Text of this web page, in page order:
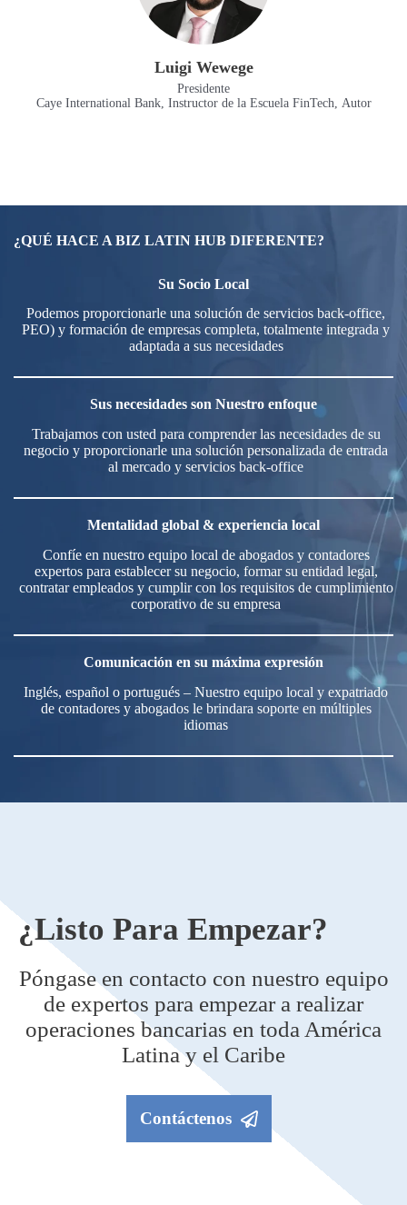
Luigi Wewege
Presidente
Caye International Bank, Instructor de la Escuela FinTech, Autor
¿QUÉ HACE A BIZ LATIN HUB DIFERENTE?
Su Socio Local
Podemos proporcionarle una solución de servicios back-office,
PEO) y formación de empresas completa, totalmente integrada y
adaptada a sus necesidades
Sus necesidades son Nuestro enfoque
Trabajamos con usted para comprender las necesidades de su
negocio y proporcionarle una solución personalizada de entrada
al mercado y servicios back-office
Mentalidad global & experiencia local
Confíe en nuestro equipo local de abogados y contadores
expertos para establecer su negocio, formar su entidad legal,
contratar empleados y cumplir con los requisitos de cumplimiento
corporativo de su empresa
Comunicación en su máxima expresión
Inglés, español o portugués – Nuestro equipo local y expatriado
de contadores y abogados le brindara soporte en múltiples
idiomas
¿Listo Para Empezar?
Póngase en contacto con nuestro equipo
de expertos para empezar a realizar
operaciones bancarias en toda América
Latina y el Caribe
Contáctenos